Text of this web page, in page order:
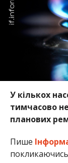
У кількох
тимчасово
планових
Пише